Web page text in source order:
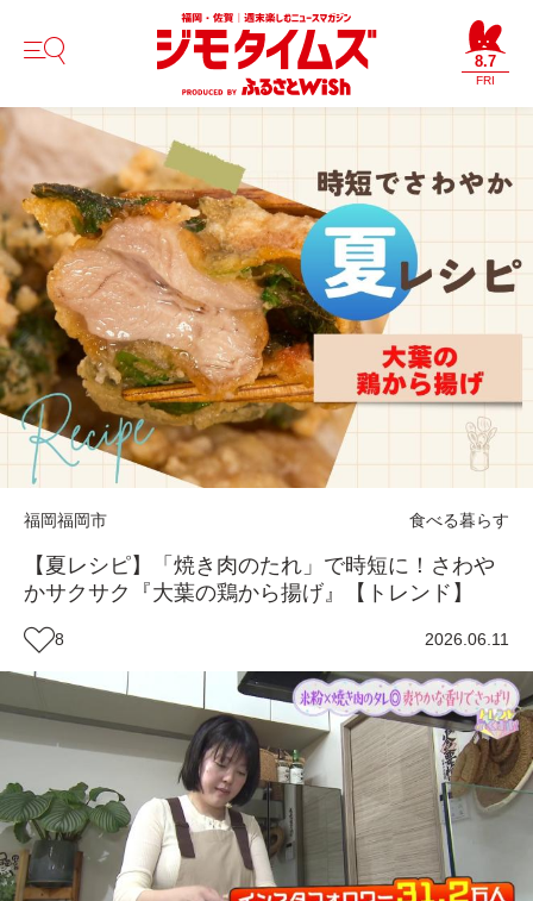
8.7
FRI
福岡福岡市 食べる暮らす
【夏レシピ】「焼き肉のたれ」で時短に！さわや
かサクサク『大葉の鶏から揚げ』【トレンド】
8 2026.06.11